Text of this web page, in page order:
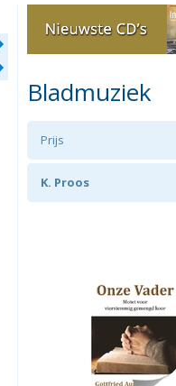
Bladmuziek
Prijs
K. Proos